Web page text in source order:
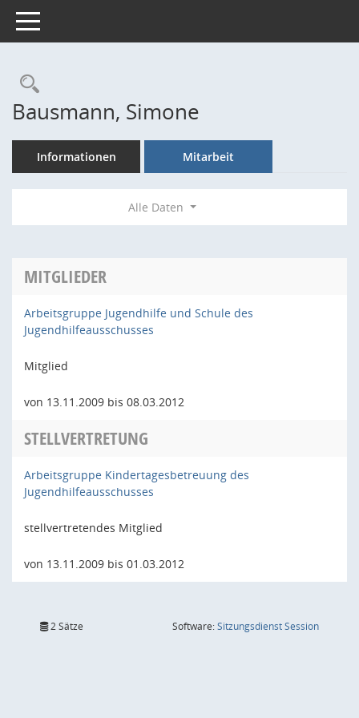
Toggle navigation
Rechercheauswahl
Bausmann, Simone
Informationen Mitarbeit
Alle Daten
MITGLIEDER
Arbeitsgruppe Jugendhilfe und Schule des
Jugendhilfeausschusses
Mitglied
von 13.11.2009 bis 08.03.2012
STELLVERTRETUNG
Arbeitsgruppe Kindertagesbetreuung des
Jugendhilfeausschusses
stellvertretendes Mitglied
von 13.11.2009 bis 01.03.2012
2 Sätze Software:SitzungsdienstSession(Wird in